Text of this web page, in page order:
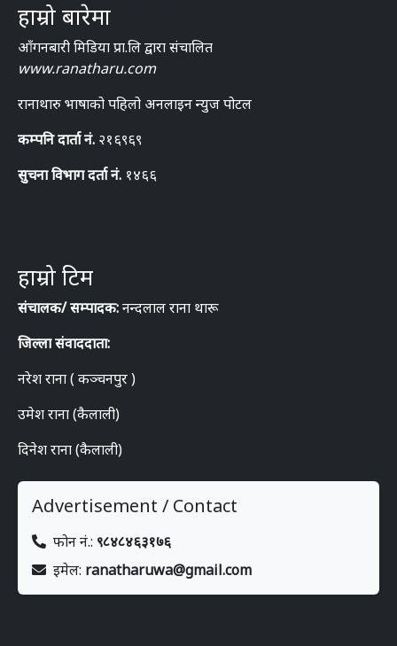
हाम्रो बारेमा
आँगनबारी मिडिया प्रा.लि द्वारा संचालित
www.ranatharu.com
रानाथारु भाषाको पहिलो अनलाइन न्युज पोटल
कम्पनि दार्ता नं. २१६९६९
सुचना विभाग दर्ता नं. १४६६
हाम्रो टिम
संचालक/ सम्पादक:नन्दलाल राना थारू
जिल्ला संवाददाता:
नरेश राना ( कञ्चनपुर )
उमेश राना (कैलाली)
दिनेश राना (कैलाली)
Advertisement / Contact
फोन नं.: ९८४८४६३१७६
इमेल: ranatharuwa@gmail.com